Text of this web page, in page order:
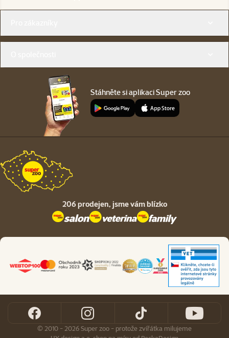
Stáhněte si aplikaci Super zoo
206 prodejen, jsme vám blízko
© 2010 - 2026 Super zoo - protože zvířátka milujeme